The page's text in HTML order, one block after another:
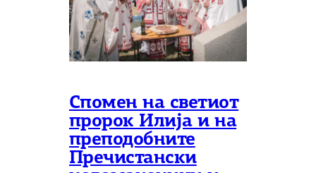
Спомен на светиот
пророк Илија и на
преподобните
Пречистански